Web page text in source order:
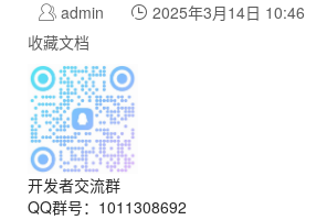
admin 2025年3月14日 10:46
收藏文档
开发者交流群
QQ群号：1011308692